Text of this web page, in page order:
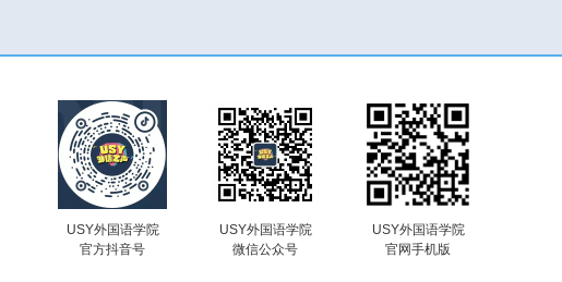
USY外国语学院
官方抖音号
USY外国语学院
微信公众号
USY外国语学院
官网手机版